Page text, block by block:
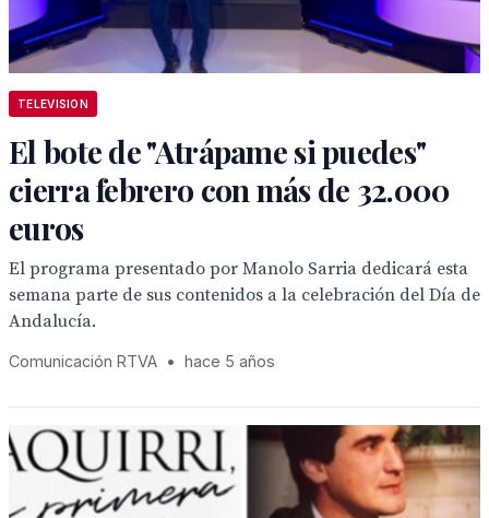
TELEVISION
El bote de "Atrápame si puedes"
cierra febrero con más de 32.000
euros
El programa presentado por Manolo Sarria dedicará esta
semana parte de sus contenidos a la celebración del Día de
Andalucía.
Comunicación RTVA • hace 5 años